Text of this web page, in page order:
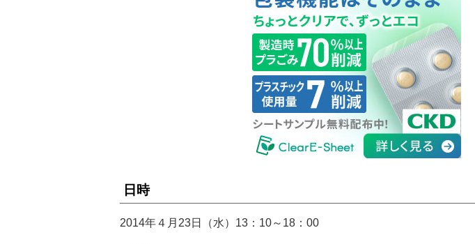
日時
2014年４月23日（水）13：10～18：00